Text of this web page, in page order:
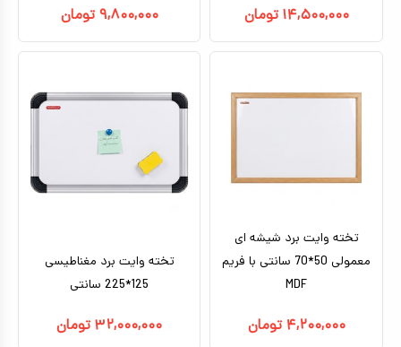
۱۴,۵۰۰,۰۰۰ تومان ۹,۸۰۰,۰۰۰ تومان
تخته وایت برد شیشه ای
معمولی 50*70 سانتی با فریم
MDF
۴,۲۰۰,۰۰۰ تومان
تخته وایت برد مغناطیسی
125*225 سانتی
۳۲,۰۰۰,۰۰۰ تومان